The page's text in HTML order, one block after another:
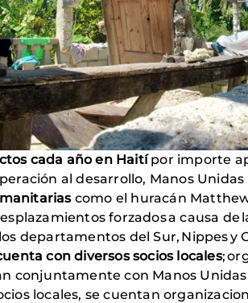
cada año en Haitípor importe
al desarrollo, Manos
como el huracán Matthew
forzados a causa de
departamentos del Sur, Nippes y
con diversos socios locales;
con Manos Unidas
locales, se cuentan